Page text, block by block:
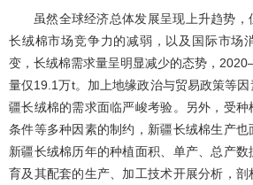
虽然全球经济总体发展呈现上升趋势，
长绒棉市场竞争力的减弱，以及国际市场
变，长绒棉需求量呈明显减少的态势，
量仅19.1万t。加上地缘政治与贸易政策等
疆长绒棉的需求面临严峻考验。另外，受
条件等多种因素的制约，新疆长绒棉生产
新疆长绒棉历年的种植面积、单产、总产
育及其配套的生产、加工技术开展分析，剖